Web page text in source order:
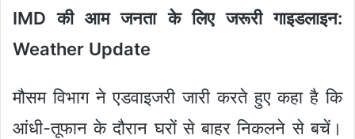
IMD की आम जनता के लिए जरूरी गाइडलाइन:
Weather Update
मौसम विभाग ने एडवाइजरी जारी करते हुए कहा है कि
आंधी-तूफान के दौरान घरों से बाहर निकलने से बचें।